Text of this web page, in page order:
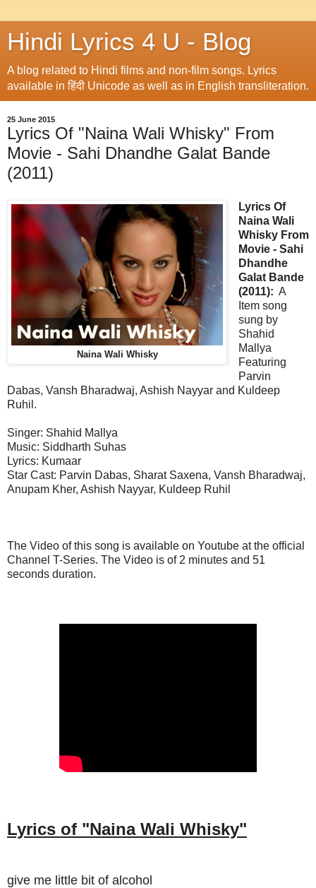
Hindi Lyrics 4 U - Blog
A blog related to Hindi films and non-film songs. Lyrics
available in हिंदी Unicode as well as in English transliteration.
25 June 2015
Lyrics Of "Naina Wali Whisky" From
Movie - Sahi Dhandhe Galat Bande
(2011)
Naina Wali Whisky
Lyrics Of
Naina Wali
Whisky From
Movie - Sahi
Dhandhe
Galat Bande
(2011): A
Item song
sung by
Shahid
Mallya
Featuring
Parvin
Dabas, Vansh Bharadwaj, Ashish Nayyar and Kuldeep
Ruhil.
Singer: Shahid Mallya
Music: Siddharth Suhas
Lyrics: Kumaar
Star Cast: Parvin Dabas, Sharat Saxena, Vansh Bharadwaj,
Anupam Kher, Ashish Nayyar, Kuldeep Ruhil
The Video of this song is available on Youtube at the official
Channel T-Series. The Video is of 2 minutes and 51
seconds duration.
Lyrics of "Naina Wali Whisky"
give me little bit of alcohol